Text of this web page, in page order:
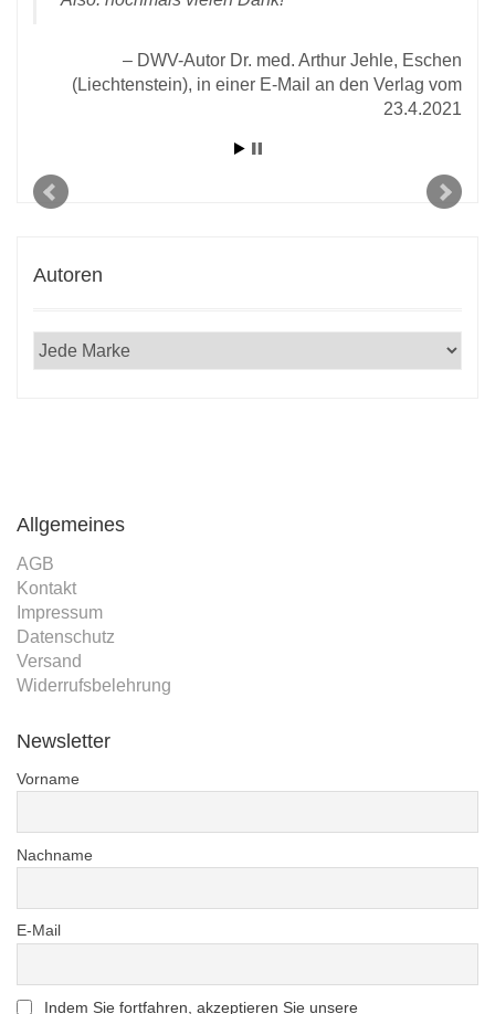
DWV-Autor Dr. med. Arthur Jehle, Eschen
(Liechtenstein), in einer E-Mail an den Verlag vom
23.4.2021
Autoren
Allgemeines
AGB
Kontakt
Impressum
Datenschutz
Versand
Widerrufsbelehrung
Newsletter
Vorname
Nachname
E-Mail
Indem Sie fortfahren, akzeptieren Sie unsere